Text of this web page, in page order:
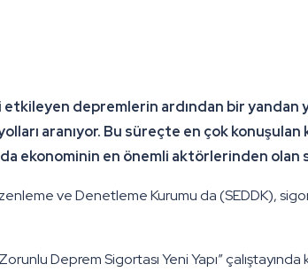
etkileyen depremlerin ardından bir yandan
aranıyor. Bu süreçte en çok
ekonominin en önemli aktörlerinden olan
ve Denetleme Kurumu da (SEDDK),
Deprem Sigortası Yeni Yapı”